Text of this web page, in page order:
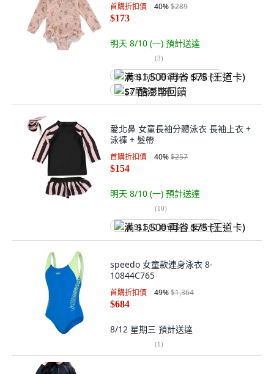
首購折扣價 40%$289
$173
明天 8/10 (一) 預計送達
(3)
满 $1,500 再省 $75 (王道卡)
$7 酷澎幣回饋
愛北鼻 女童長袖分體泳衣 長袖上衣 +
泳褲 + 髮帶
首購折扣價 40%$257
$154
明天 8/10 (一) 預計送達
(10)
满 $1,500 再省 $75 (王道卡)
speedo 女童款連身泳衣 8-
10844C765
首購折扣價 49%$1,364
$684
8/12 星期三 預計送達
(1)